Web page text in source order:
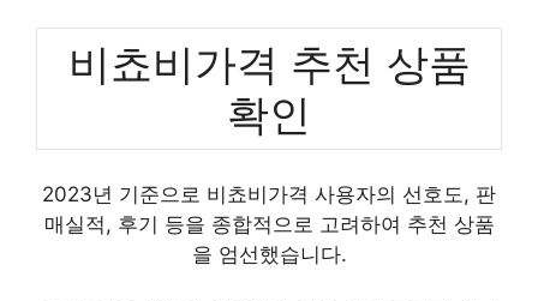
비쵸비가격 추천 상품
확인
2023년 기준으로 비쵸비가격 사용자의 선호도, 판
매실적, 후기 등을 종합적으로 고려하여 추천 상품
을 엄선했습니다.